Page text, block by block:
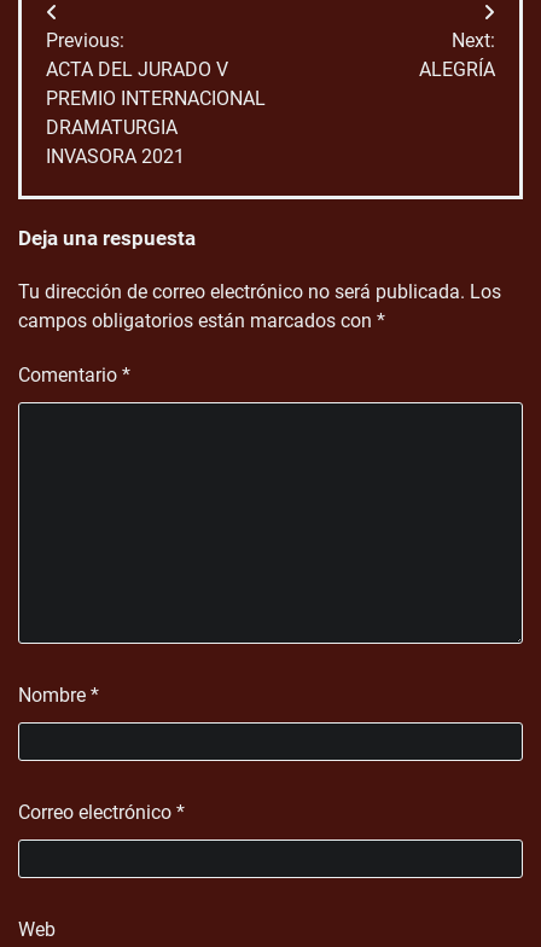
Navegación
de
entradas
Previous:
ACTA DEL JURADO V
PREMIO INTERNACIONAL
DRAMATURGIA
INVASORA 2021
Next:
ALEGRÍA
Deja una respuesta
Tu dirección de correo electrónico no será publicada. Los
campos obligatorios están marcados con *
Comentario *
Nombre *
Correo electrónico *
Web